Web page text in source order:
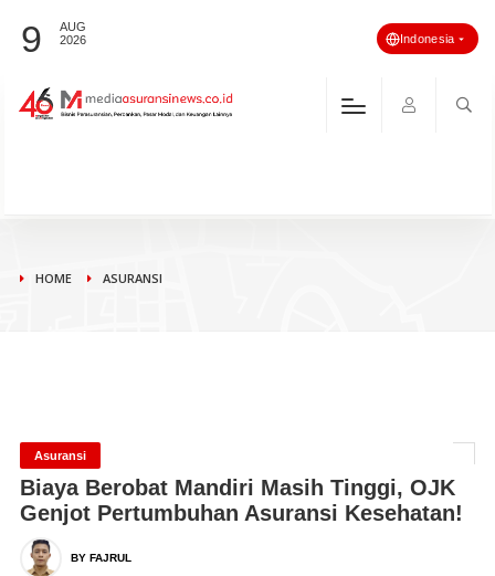
9
AUG
2026
Indonesia
HOME ASURANSI
Asuransi
Biaya Berobat Mandiri Masih Tinggi, OJK
Genjot Pertumbuhan Asuransi Kesehatan!
BY FAJRUL